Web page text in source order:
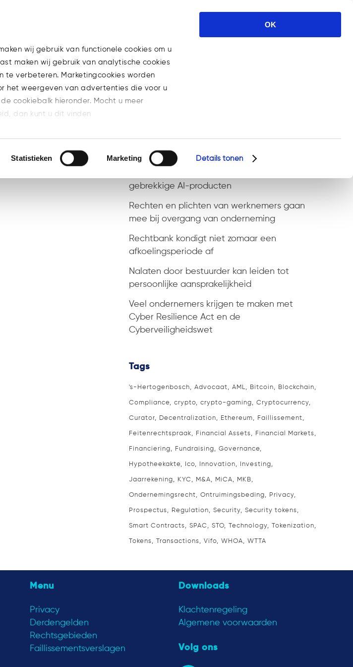
wij gebruik van functionele cookies om u
maken wij gebruik van analytische cookies
te verbeteren. Marketingcookies worden
het weergeven van advertenties die voor u
cookiebalk hieronder. Mocht u meer
dan kunt u dit vinden
Statistieken Marketing Details tonen
OK
EXPERTISE
PUBLICATIES
Recent Posts
gebrekkige AI-producten
Rechten en plichten van werknemers gaan
mee bij overgang van onderneming
Rechtbank kondigt niet zomaar een
afkoelingsperiode af
Nalaten door bestuurder kan leiden tot
persoonlijke aansprakelijkheid
Veel ondernemers krijgen te maken met
Cyber Resilience Act en de
Cyberveiligheidswet
Tags
's-Hertogenbosch Advocaat AML Bitcoin Blockchain
Compliance crypto crypto-gaming Cryptocurrency
Curator Decentralization Ethereum Faillissement
Feitenrechtspraak Financial Assets Financial Markets
Financiering Fundraising Governance
Hypotheekakte Ico Innovation Investing
Jaarrekening KYC M&A MiCA MKB
Ondernemingsrecht Ontruimingsbeding Privacy
Prospectus Regulation Security Security tokens
Smart Contracts SPAC STO Technology Tokenization
Tokens Transactions Vifo WHOA WTTA
Menu
Privacy
Derdengelden
Rechtsgebieden
Faillissementsverslagen
Downloads
Klachtenregeling
Algemene voorwaarden
Volg ons